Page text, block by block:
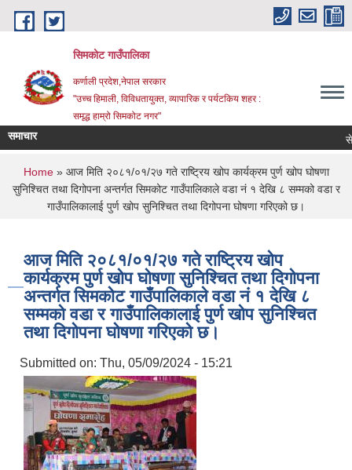
Skip to main content
सिमकोट गाउँपालिका
कर्णाली प्रदेश,नेपाल सरकार
"उच्च हिमाली, विविधतायुक्त, व्यापारिक र पर्यटकिय शहर :
समृद्ध हाम्रो सिमकोट नगर"
समाचार
You are here
Home» आज मिति २०८१/०१/२७ गते राष्ट्रिय खोप कार्यक्रम पुर्ण खोप घोषणा
सुनिश्चित तथा दिगोपना अन्तर्गत सिमकोट गाउँपालिकाले वडा नं १ देखि ८ सम्मको वडा र
गाउँपालिकालाई पुर्ण खोप सुनिश्चित तथा दिगोपना घोषणा गरिएको छ।
आज मिति २०८१/०१/२७ गते राष्ट्रिय खोप
कार्यक्रम पुर्ण खोप घोषणा सुनिश्चित तथा दिगोपना
अन्तर्गत सिमकोट गाउँपालिकाले वडा नं १ देखि ८
सम्मको वडा र गाउँपालिकालाई पुर्ण खोप सुनिश्चित
तथा दिगोपना घोषणा गरिएको छ।
Submitted on: Thu, 05/09/2024 - 15:21